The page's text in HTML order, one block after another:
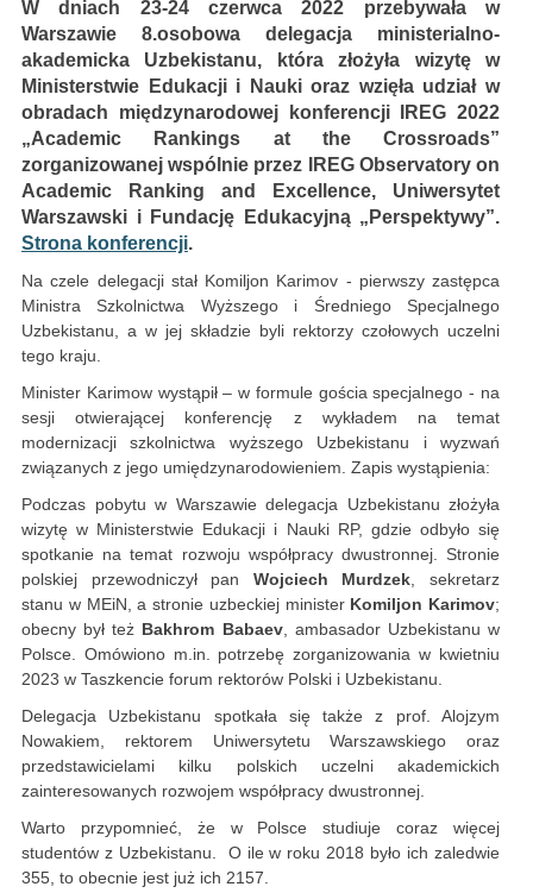
W dniach 23-24 czerwca 2022 przebywała w
Warszawie 8.osobowa delegacja ministerialno-
akademicka Uzbekistanu, która złożyła wizytę w
Ministerstwie Edukacji i Nauki oraz wzięła udział w
obradach międzynarodowej konferencji IREG 2022
„Academic Rankings at the Crossroads”
zorganizowanej wspólnie przez IREG Observatory on
Academic Ranking and Excellence, Uniwersytet
Warszawski i Fundację Edukacyjną „Perspektywy”.
Strona konferencji.
Na czele delegacji stał Komiljon Karimov - pierwszy zastępca
Ministra Szkolnictwa Wyższego i Średniego Specjalnego
Uzbekistanu, a w jej składzie byli rektorzy czołowych uczelni
tego kraju.
Minister Karimow wystąpił – w formule gościa specjalnego - na
sesji otwierającej konferencję z wykładem na temat
modernizacji szkolnictwa wyższego Uzbekistanu i wyzwań
związanych z jego umiędzynarodowieniem. Zapis wystąpienia:
Podczas pobytu w Warszawie delegacja Uzbekistanu złożyła
wizytę w Ministerstwie Edukacji i Nauki RP, gdzie odbyło się
spotkanie na temat rozwoju współpracy dwustronnej. Stronie
polskiej przewodniczył pan Wojciech Murdzek, sekretarz
stanu w MEiN, a stronie uzbeckiej minister Komiljon Karimov;
obecny był też Bakhrom Babaev, ambasador Uzbekistanu w
Polsce. Omówiono m.in. potrzebę zorganizowania w kwietniu
2023 w Taszkencie forum rektorów Polski i Uzbekistanu.
Delegacja Uzbekistanu spotkała się także z prof. Alojzym
Nowakiem, rektorem Uniwersytetu Warszawskiego oraz
przedstawicielami kilku polskich uczelni akademickich
zainteresowanych rozwojem współpracy dwustronnej.
Warto przypomnieć, że w Polsce studiuje coraz więcej
studentów z Uzbekistanu. O ile w roku 2018 było ich zaledwie
355, to obecnie jest już ich 2157.